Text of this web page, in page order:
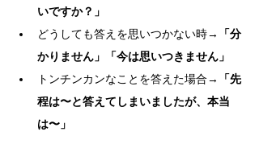
いですか？」
どうしても答えを思いつかない時→
「分
かりません」「今は思いつきません」
トンチンカンなことを答えた場合→
「先
程は〜と答えてしまいましたが、本当
は〜」